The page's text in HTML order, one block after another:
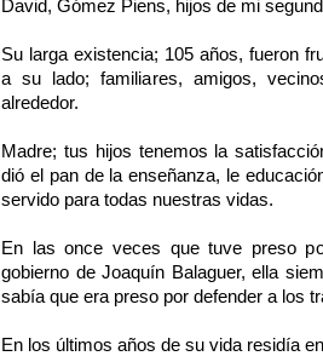
David, Gómez Piens, hijos de mi
Su larga existencia; 105 años, fueron
a su lado; familiares, amigos,
alrededor.
Madre; tus hijos tenemos la
dió el pan de la enseñanza, le
servido para todas nuestras vidas.
En las once veces que tuve preso
gobierno de Joaquín Balaguer, ella
sabía que era preso por defender a los
En los últimos años de su vida residía